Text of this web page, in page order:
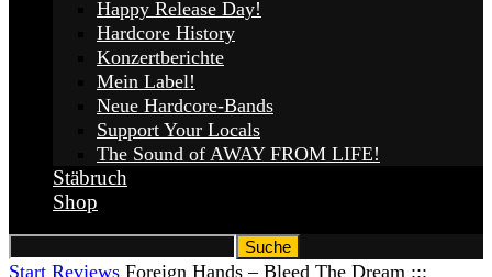
Happy Release Day!
Hardcore History
Konzertberichte
Mein Label!
Neue Hardcore-Bands
Support Your Locals
The Sound of AWAY FROM LIFE!
Stäbruch
Shop
Start Reviews Foreign Hands – Bleed The Dream :::